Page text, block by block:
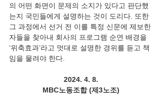
의 어떤 화면이 문제의 소지가 있다고 판단했
는지 국민들에게 설명하는 것이 도리다. 또한
그 과정에서 선거 전 이를 특정 신문에 제보한
자들을 찾아내 회사의 프로그램 순연 배경을
‘위축효과’라고 멋대로 설명한 경위를 듣고 책
임을 물려야 한다.
2024. 4. 8.
MBC노동조합 (제3노조)